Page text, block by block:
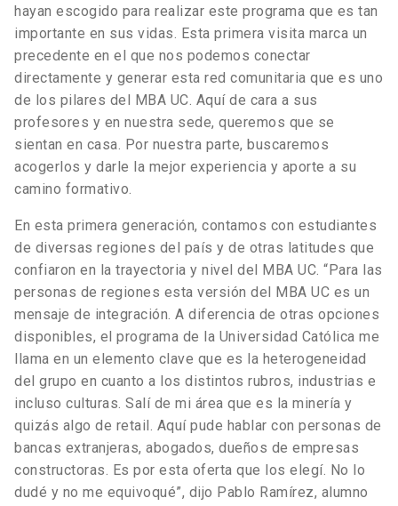
hayan escogido para realizar este programa que es tan
importante en sus vidas. Esta primera visita marca un
precedente en el que nos podemos conectar
directamente y generar esta red comunitaria que es uno
de los pilares del MBA UC. Aquí de cara a sus
profesores y en nuestra sede, queremos que se
sientan en casa. Por nuestra parte, buscaremos
acogerlos y darle la mejor experiencia y aporte a su
camino formativo.
En esta primera generación, contamos con estudiantes
de diversas regiones del país y de otras latitudes que
confiaron en la trayectoria y nivel del MBA UC. “Para las
personas de regiones esta versión del MBA UC es un
mensaje de integración. A diferencia de otras opciones
disponibles, el programa de la Universidad Católica me
llama en un elemento clave que es la heterogeneidad
del grupo en cuanto a los distintos rubros, industrias e
incluso culturas. Salí de mi área que es la minería y
quizás algo de retail. Aquí pude hablar con personas de
bancas extranjeras, abogados, dueños de empresas
constructoras. Es por esta oferta que los elegí. No lo
dudé y no me equivoqué”, dijo Pablo Ramírez, alumno